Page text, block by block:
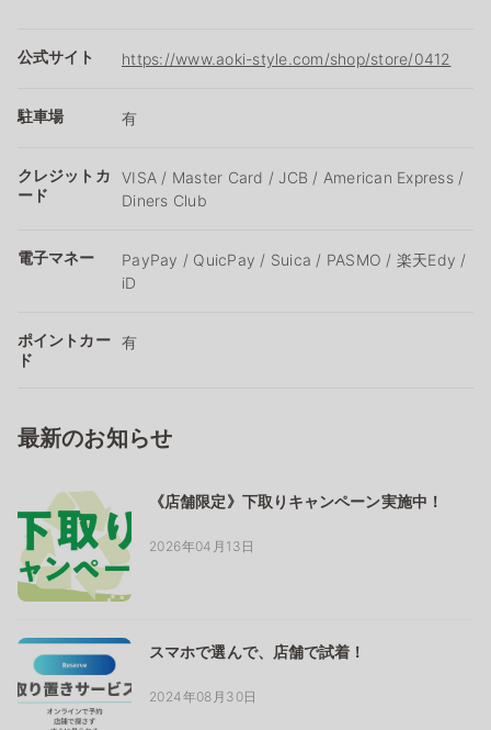
公式サイト https://www.aoki-style.com/shop/store/0412
駐車場 有
クレジットカ
ード
VISA / Master Card / JCB / American Express /
Diners Club
電子マネー
PayPay / QuicPay / Suica / PASMO / 楽天Edy /
iD
ポイントカー
ド
有
最新のお知らせ
《店舗限定》下取りキャンペーン実施中！
2026年04月13日
スマホで選んで、店舗で試着！
2024年08月30日